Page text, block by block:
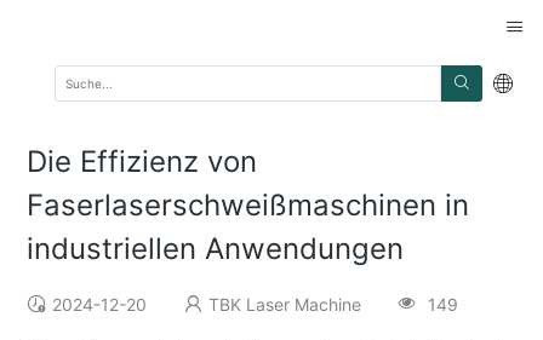
Die Effizienz von
Faserlaserschweißmaschinen in
industriellen Anwendungen
2024-12-20 TBK Laser Machine 149